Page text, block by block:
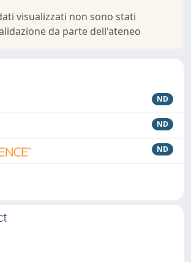
visualizzati non sono stati
da parte dell'ateneo
ND
ND
ND